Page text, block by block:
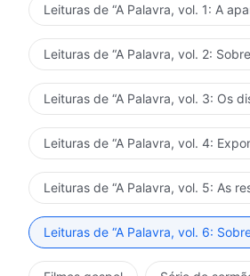
Leituras de “A Palavra, vol. 1: A
Leituras de “A Palavra, vol. 2:
Leituras de “A Palavra, vol. 3: Os
Leituras de “A Palavra, vol. 4:
Leituras de “A Palavra, vol. 5: As
Leituras de “A Palavra, vol. 6: